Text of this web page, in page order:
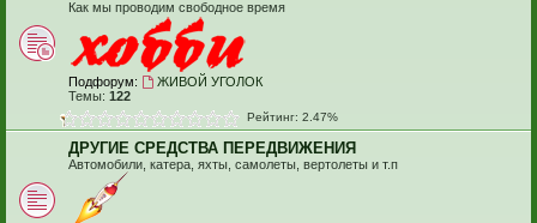
Как мы проводим свободное время
Подфорум:
ЖИВОЙ УГОЛОК
Темы: 122
Рейтинг: 2.47%
ДРУГИЕ СРЕДСТВА ПЕРЕДВИЖЕНИЯ
Автомобили, катера, яхты, самолеты, вертолеты и т.п